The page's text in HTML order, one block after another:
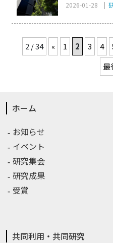
2026-01-28 |
2 / 34 « 1 2 3 4
最
ホーム
お知らせ
イベント
研究集会
研究成果
受賞
共同利用・共同研究